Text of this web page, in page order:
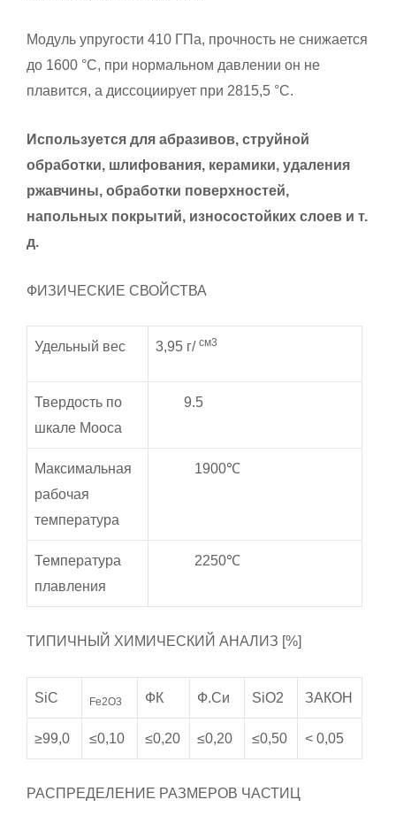
Модуль упругости 410 ГПа, прочность не снижается
до 1600 °C, при нормальном давлении он не
плавится, а диссоциирует при 2815,5 °C.
Используется для абразивов, струйной
обработки, шлифования, керамики, удаления
ржавчины, обработки поверхностей,
напольных покрытий, износостойких слоев и т.
д.
ФИЗИЧЕСКИЕ СВОЙСТВА
Удельный вес 3,95 г/ см3
Твердость по
шкале Мооса
9.5
Максимальная
рабочая
температура
1900℃
Температура
плавления
2250℃
ТИПИЧНЫЙ ХИМИЧЕСКИЙ АНАЛИЗ [%]
SiC Fe2O3 ФК Ф.Си SiO2 ЗАКОН
≥99,0 ≤0,10 ≤0,20 ≤0,20 ≤0,50 < 0,05
РАСПРЕДЕЛЕНИЕ РАЗМЕРОВ ЧАСТИЦ